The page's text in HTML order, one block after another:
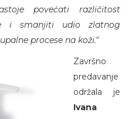
povećati različitost
i smanjiti udio zlatnog
procese na koži."
Završno
predavanje
održala je
Ivana